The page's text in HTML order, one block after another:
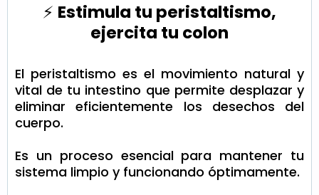
⚡ Estimula tu peristaltismo,
ejercita tu colon
El peristaltismo es el movimiento natural y
vital de tu intestino que permite desplazar y
eliminar eficientemente los desechos del
cuerpo.
Es un proceso esencial para mantener tu
sistema limpio y funcionando óptimamente.